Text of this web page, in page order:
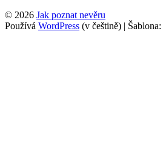
© 2026 Jak poznat nevěru
Používá WordPress (v češtině) | Šablona: